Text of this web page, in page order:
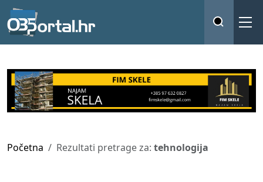
Početna Rezultati pretrage za: tehnologija